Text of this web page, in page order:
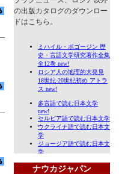
の出版カタログのダウンロー
ドはこちら。
ナウカジャパン